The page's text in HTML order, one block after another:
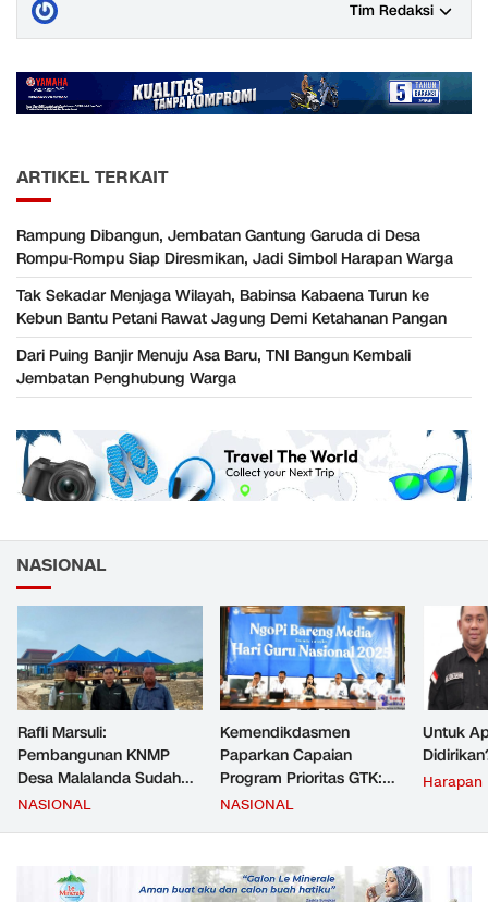
Tim Redaksi
ARTIKEL TERKAIT
Rampung Dibangun, Jembatan Gantung Garuda di Desa
Rompu-Rompu Siap Diresmikan, Jadi Simbol Harapan Warga
Tak Sekadar Menjaga Wilayah, Babinsa Kabaena Turun ke
Kebun Bantu Petani Rawat Jagung Demi Ketahanan Pangan
Dari Puing Banjir Menuju Asa Baru, TNI Bangun Kembali
Jembatan Penghubung Warga
NASIONAL
Rafli Marsuli:
Pembangunan KNMP
Desa Malalanda Sudah
Mencapai 69 Persen dan
JMD dan JMF
NASIONAL
Kemendikdasmen
Paparkan Capaian
Program Prioritas GTK:
Kompetensi Meningkat,
NASIONAL
Untuk
Harapan